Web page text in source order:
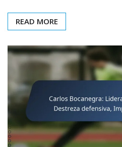
READ MORE